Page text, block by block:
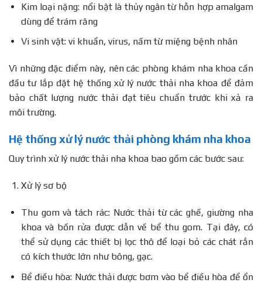
Kim loại nặng: nổi bật là thủy ngân từ hỗn hợp amalgam
dùng để trám răng
Vi sinh vật: vi khuẩn, virus, nấm từ miệng bệnh nhân
Vì những đặc điểm này, nên các phòng khám nha khoa cần
đầu tư lắp đặt hệ thống xử lý nước thải nha khoa để đảm
bảo chất lượng nước thải đạt tiêu chuẩn trước khi xả ra
môi trường.
Hệ thống xử lý nước thải phòng khám nha khoa
Quy trình xử lý nước thải nha khoa bao gồm các bước sau:
Xử lý sơ bộ
Thu gom và tách rác: Nước thải từ các ghế, giường nha
khoa và bồn rửa được dẫn về bể thu gom. Tại đây, có
thể sử dụng các thiết bị lọc thô để loại bỏ các chát rắn
có kích thước lớn như bông, gạc.
Bể điều hòa: Nước thải được bơm vào bể điều hòa để ổn